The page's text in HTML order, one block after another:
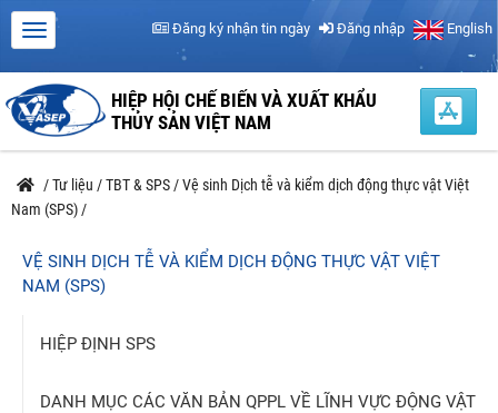
Đăng ký nhận tin ngày Đăng nhập English
HIỆP HỘI CHẾ BIẾN VÀ XUẤT KHẨU
THỦY SẢN VIỆT NAM
/Tư liệu /TBT & SPS /Vệ sinh Dịch tễ và kiểm dịch động thực vật Việt
Nam (SPS) /
VỆ SINH DỊCH TỄ VÀ KIỂM DỊCH ĐỘNG THỰC VẬT VIỆT
NAM (SPS)
HIỆP ĐỊNH SPS
DANH MỤC CÁC VĂN BẢN QPPL VỀ LĨNH VỰC ĐỘNG VẬT